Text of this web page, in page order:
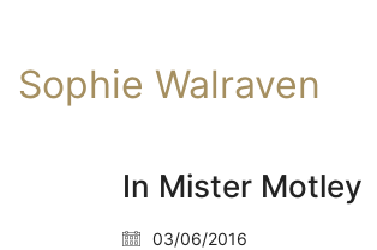
Sophie Walraven
In Mister Motley
03/06/2016